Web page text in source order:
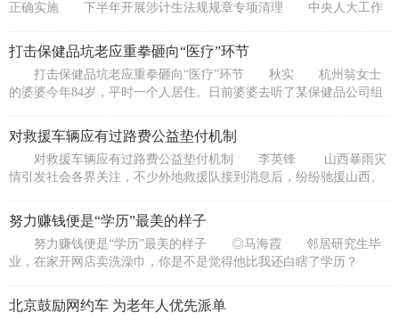
正确实施 下半年开展涉计生法规规章专项清理 中央人大工作
打击保健品坑老应重拳砸向“医疗”环节
打击保健品坑老应重拳砸向“医疗”环节 秋实 杭州翁女士
的婆婆今年84岁，平时一个人居住。日前婆婆去听了某保健品公司组
对救援车辆应有过路费公益垫付机制
对救援车辆应有过路费公益垫付机制 李英锋 山西暴雨灾
情引发社会各界关注，不少外地救援队接到消息后，纷纷驰援山西。
努力赚钱便是“学历”最美的样子
努力赚钱便是“学历”最美的样子 ◎马海霞 邻居研究生毕
业，在家开网店卖洗澡巾，你是不是觉得他比我还白瞎了学历？
北京鼓励网约车 为老年人优先派单